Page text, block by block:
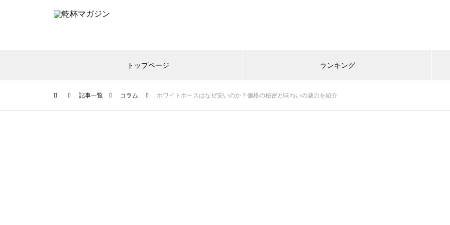
トップページ ランキング
記事一覧 コラム ホワイトホースはなぜ安いのか？価格の秘密と味わいの魅力を紹介